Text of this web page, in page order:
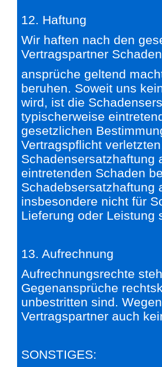
12. Haftung
Wir haften nach den
Vertragspartner
ansprüche geltend
beruhen. Soweit uns
wird, ist die
typischerweise
gesetzlichen
Vertragspflicht
Schadensersatzhaftung
eintretenden Schaden
Schadebsersatzhaftung
insbesondere nicht für
Lieferung oder Leistung
13. Aufrechnung
Aufrechnungsrechte
Gegenansprüche
unbestritten sind.
Vertragspartner auch
SONSTIGES: